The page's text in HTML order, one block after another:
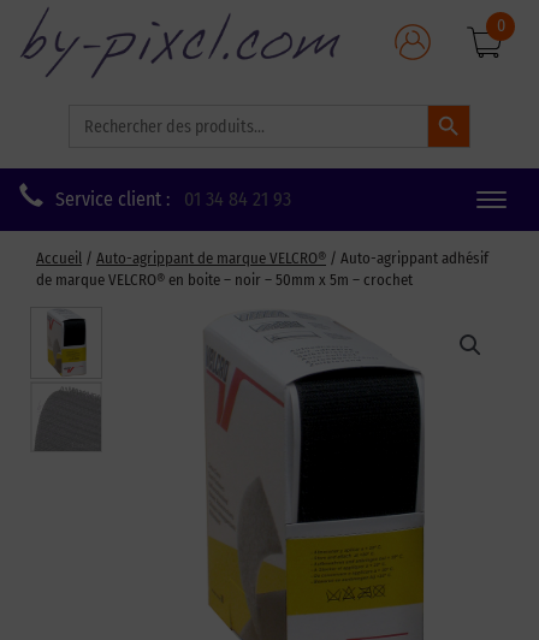
for:
Search Button
0
Service client : 01 34 84 21 93
Toggle
Accueil / Auto-agrippant de marque VELCRO® / Auto-agrippant adhésif
de marque VELCRO® en boite – noir – 50mm x 5m – crochet